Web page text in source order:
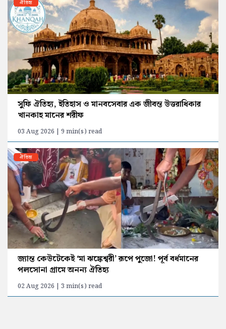
ঐতিহ্য
সুফি ঐতিহ্য, ইতিহাস ও মানবসেবার এক জীবন্ত উত্তরাধিকার
খানকাহ মানের শরীফ
03 Aug 2026 | 9 min(s) read
ঐতিহ্য
জ্যান্ত কেউটেকেই ‘মা ঝঙ্কেশ্বরী’ রূপে পুজো! পূর্ব বর্ধমানের
পলসোনা গ্রামে অনন্য ঐতিহ্য
02 Aug 2026 | 3 min(s) read